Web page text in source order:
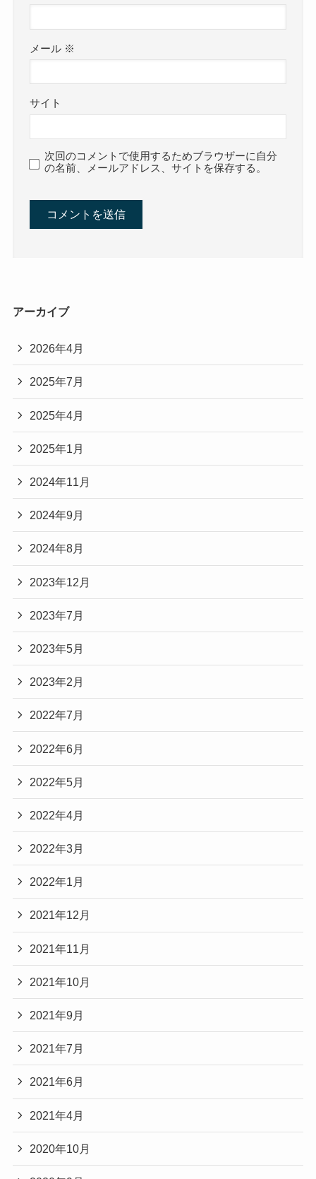
メール ※
サイト
次回のコメントで使用するためブラウザーに自分
の名前、メールアドレス、サイトを保存する。
アーカイブ
2026年4月
2025年7月
2025年4月
2025年1月
2024年11月
2024年9月
2024年8月
2023年12月
2023年7月
2023年5月
2023年2月
2022年7月
2022年6月
2022年5月
2022年4月
2022年3月
2022年1月
2021年12月
2021年11月
2021年10月
2021年9月
2021年7月
2021年6月
2021年4月
2020年10月